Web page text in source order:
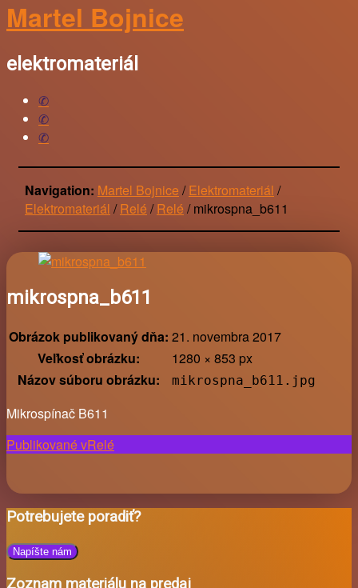
Martel Bojnice
elektromateriál
Facebook
Mail
Phone
Navigation: Martel Bojnice /Elektromateriál /
Elektromateriál /Relé /Relé /mikrospna_b611
mikrospna_b611
Obrázok publikovaný dňa: 21. novembra 2017
Veľkosť obrázku:
1280 × 853 px
Názov súboru obrázku:
mikrospna_b611.jpg
Mikrospínač B611
Navigácia
článkoch
Publikované vRelé
Potrebujete poradiť?
Napíšte nám
Zoznam materiálu na predaj